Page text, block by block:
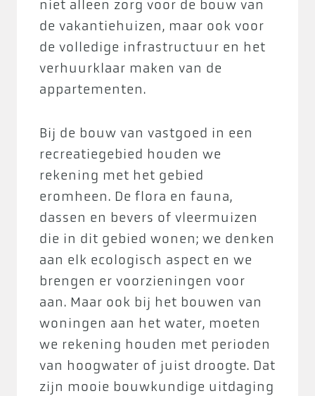
niet alleen zorg voor de bouw van
de vakantiehuizen, maar ook voor
de volledige infrastructuur en het
verhuurklaar maken van de
appartementen.
Bij de bouw van vastgoed in een
recreatiegebied houden we
rekening met het gebied
eromheen. De flora en fauna,
dassen en bevers of vleermuizen
die in dit gebied wonen; we denken
aan elk ecologisch aspect en we
brengen er voorzieningen voor
aan. Maar ook bij het bouwen van
woningen aan het water, moeten
we rekening houden met perioden
van hoogwater of juist droogte. Dat
zijn mooie bouwkundige uitdaging